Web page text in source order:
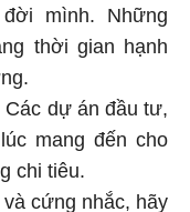
mình. Những
thời gian hạnh
dự án đầu tư,
mang đến cho
chi tiêu.
cứng nhắc, hãy